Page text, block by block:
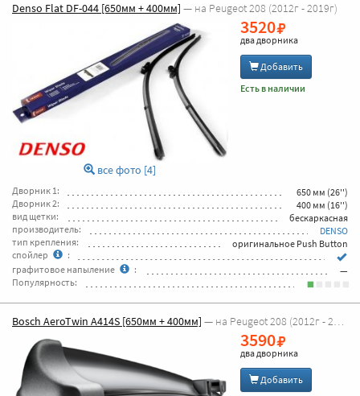
Denso Flat DF-044 [650мм + 400мм] — на Peugeot 208 (2012г - 2019г)
все фото [4]
3520
два дворника
Добавить
Есть в наличии
Дворник 1:
650 мм (26'')
Дворник 2:
400 мм (16'')
вид щетки:
бескаркасная
производитель:
DENSO
тип крепления:
оригинальное Push Button
спойлер
:
графитовое напыление
:
—
Популярность:
Bosch AeroTwin A414S [650мм + 400мм] — на Peugeot 208 (2012г - 2019г)
3590
два дворника
Добавить